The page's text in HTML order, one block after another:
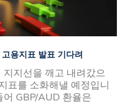
용지표 발표 기다려
지선을 깨고 내려갔으
표를 소화해낼 예정입니
GBP/AUD 환율은